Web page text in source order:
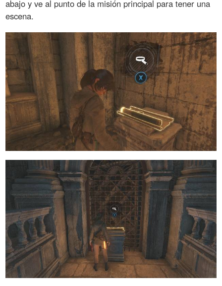
abajo y ve al punto de la misión principal para tener una
escena.